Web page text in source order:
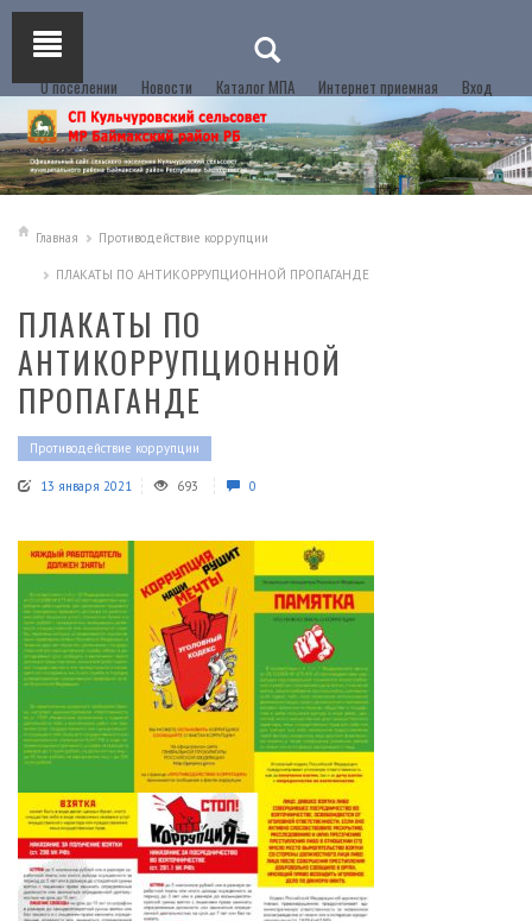
О поселении Новости Каталог МПА Интернет приемная Вход
Главная Противодействие коррупции
ПЛАКАТЫ ПО АНТИКОРРУПЦИОННОЙ ПРОПАГАНДЕ
ПЛАКАТЫ ПО
АНТИКОРРУПЦИОННОЙ
ПРОПАГАНДЕ
Противодействие коррупции
13 января 2021 693 0